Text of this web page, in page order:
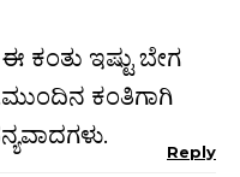
ಕಂತು ಇಷ್ಟು ಬೇಗ
ಕಂತಿಗಾಗಿ
Reply